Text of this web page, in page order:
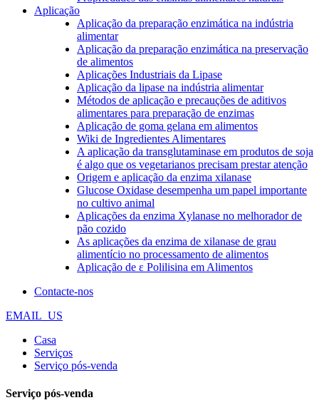
Aplicação
Aplicação da preparação enzimática na indústria
alimentar
Aplicação da preparação enzimática na preservação
de alimentos
Aplicações Industriais da Lipase
Aplicação da lipase na indústria alimentar
Métodos de aplicação e precauções de aditivos
alimentares para preparação de enzimas
Aplicação de goma gelana em alimentos
Wiki de Ingredientes Alimentares
A aplicação da transglutaminase em produtos de soja
é algo que os vegetarianos precisam prestar atenção
Origem e aplicação da enzima xilanase
Glucose Oxidase desempenha um papel importante
no cultivo animal
Aplicações da enzima Xylanase no melhorador de
pão cozido
As aplicações da enzima de xilanase de grau
alimentício no processamento de alimentos
Aplicação de ε Polilisina em Alimentos
Contacte-nos
EMAIL_US
Casa
Serviços
Serviço pós-venda
Serviço pós-venda